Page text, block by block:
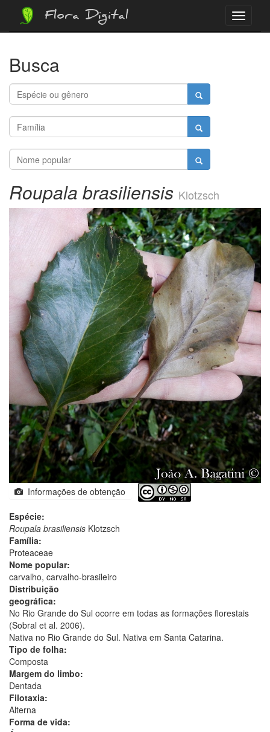
Menu
Flora Digital
Busca
Roupala brasiliensis Klotzsch
Informações de obtenção
Espécie:
Roupala brasiliensis Klotzsch
Família:
Proteaceae
Nome popular:
carvalho, carvalho-brasileiro
Distribuição
geográfica:
No Rio Grande do Sul ocorre em todas as formações florestais
(Sobral et al. 2006).
Nativa no Rio Grande do Sul. Nativa em Santa Catarina.
Tipo de folha:
Composta
Margem do limbo:
Dentada
Filotaxia:
Alterna
Forma de vida: